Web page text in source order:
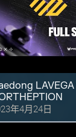
LAVEGA
年4月24日